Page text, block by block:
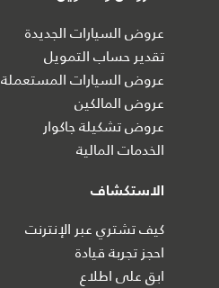
عروض السيارات الجديدة
تقدير حساب التمويل
عروض السيارات المستعملة
عروض المالكين
عروض تشكيلة جاكوار
الخدمات المالية
الاستكشاف
كيف تشتري عبر الإنترنت
احجز تجربة قيادة
ابق على اطلاع